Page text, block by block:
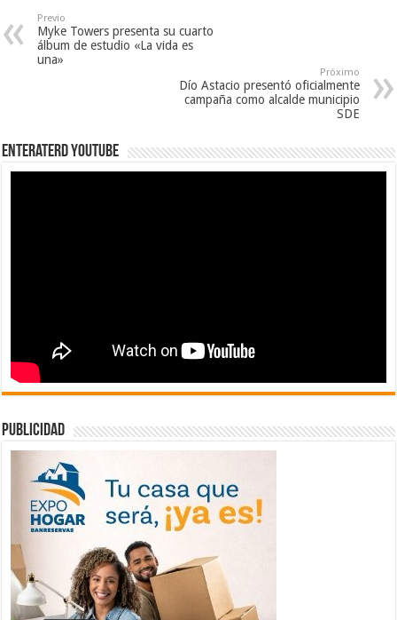
Previo
Myke Towers presenta su cuarto
álbum de estudio «La vida es
una»
Próximo
Dío Astacio presentó oficialmente
campaña como alcalde municipio
SDE
EnterateRD YOUTUBE
publicidad